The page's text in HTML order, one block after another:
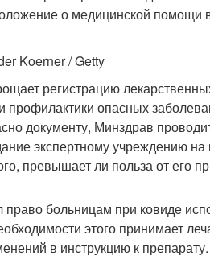
о медицинской помощи
Koerner / Getty
регистрацию
профилактики опасных
документу, Минздрав
экспертному учреждению на
превышает ли польза от его
право больницам при ковиде
этого принимает
в инструкцию к препарату.